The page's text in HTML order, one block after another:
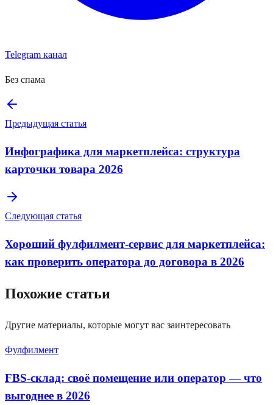
Telegram канал
Без спама
Предыдущая статья
Инфографика для маркетплейса: структура
карточки товара 2026
Следующая статья
Хороший фулфилмент-сервис для маркетплейса:
как проверить оператора до договора в 2026
Похожие статьи
Другие материалы, которые могут вас заинтересовать
Фулфилмент
FBS-склад: своё помещение или оператор — что
выгоднее в 2026